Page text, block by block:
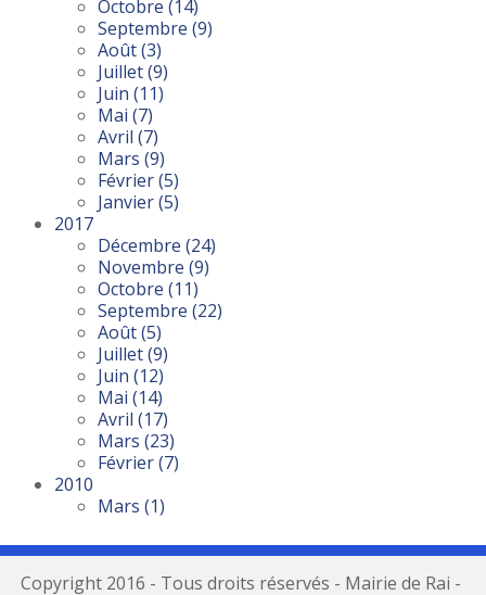
Octobre (14)
Septembre (9)
Août(3)
Juillet(9)
Juin (11)
Mai (7)
Avril (7)
Mars (9)
Février(5)
Janvier(5)
2017
Décembre (24)
Novembre (9)
Octobre (11)
Septembre (22)
Août(5)
Juillet(9)
Juin (12)
Mai (14)
Avril (17)
Mars (23)
Février(7)
2010
Mars (1)
Copyright 2016 - Tous droits réservés - Mairie de Rai -